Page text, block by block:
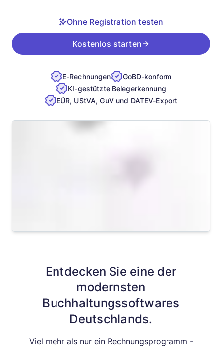
Ohne Registration testen
Kostenlos starten
E-Rechnungen
GoBD-konform
KI-gestützte Belegerkennung
EÜR, UStVA, GuV und DATEV-Export
Entdecken Sie eine der
modernsten
Buchhaltungssoftwares
Deutschlands.
Viel mehr als nur ein Rechnungsprogramm -